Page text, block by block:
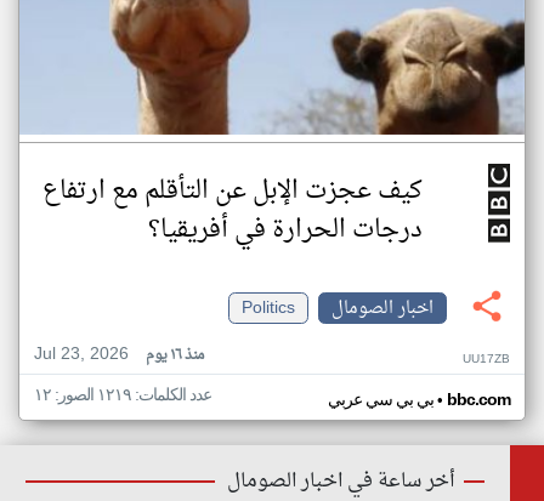
كيف عجزت الإبل عن التأقلم مع ارتفاع
درجات الحرارة في أفريقيا؟
اخبار الصومال
Politics
Jul 23, 2026
منذ ١٦ يوم UU17ZB
بي بي سي عربي• bbc.com عدد الكلمات: ١٢١٩ الصور: ١٢
أخر ساعة في اخبار الصومال